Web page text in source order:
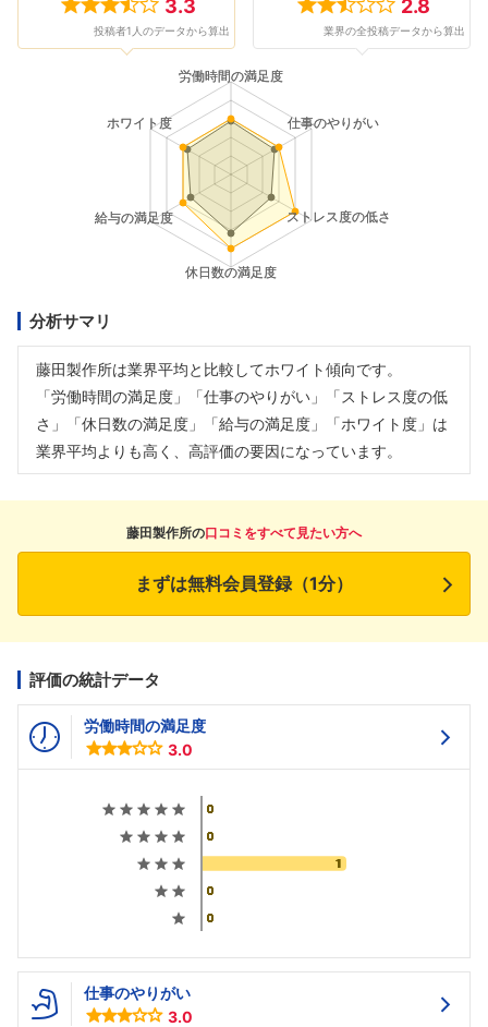
3.3
投稿者1人のデータから算出
2.8
業界の全投稿データから算出
分析サマリ
藤田製作所は業界平均と比較してホワイト傾向です。
「労働時間の満足度」「仕事のやりがい」「ストレス度の低
さ」「休日数の満足度」「給与の満足度」「ホワイト度」は
業界平均よりも高く、高評価の要因になっています。
藤田製作所の口コミをすべて見たい方へ
まずは無料会員登録（1分）
評価の統計データ
労働時間の満足度
3.0
仕事のやりがい
3.0